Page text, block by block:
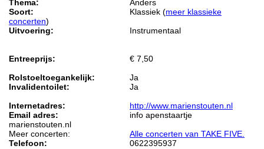
Thema:
Anders
Soort:
Klassiek (meer klassieke
concerten)
Uitvoering:
Instrumentaal
Entreeprijs:
€ 7,50
Rolstoeltoegankelijk:
Ja
Invalidentoilet:
Ja
Internetadres:
http://www.marienstouten.nl
Email adres:
info apenstaartje
marienstouten.nl
Meer concerten:
Alle concerten van TAKE FIVE.
Telefoon:
0622395937